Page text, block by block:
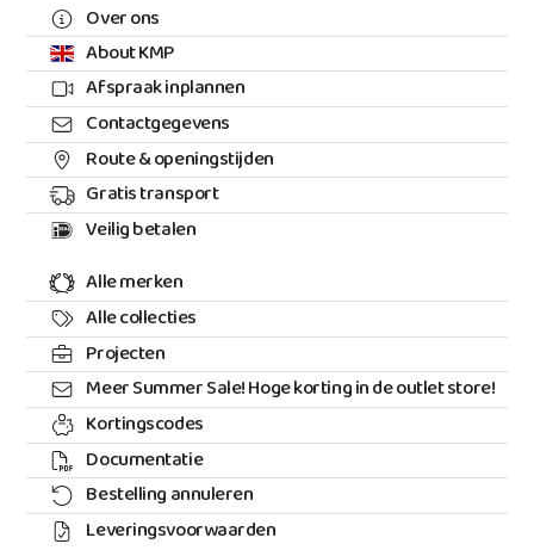
Over ons
About KMP
Afspraak inplannen
Contactgegevens
Route & openingstijden
Gratis transport
Veilig betalen
Alle merken
Alle collecties
Projecten
Meer Summer Sale! Hoge korting in de outlet store!
Kortingscodes
Documentatie
Bestelling annuleren
Leveringsvoorwaarden